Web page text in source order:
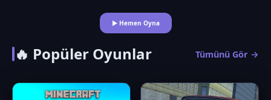
▶ Hemen Oyna
🔥 Popüler Oyunlar Tümünü Gör →